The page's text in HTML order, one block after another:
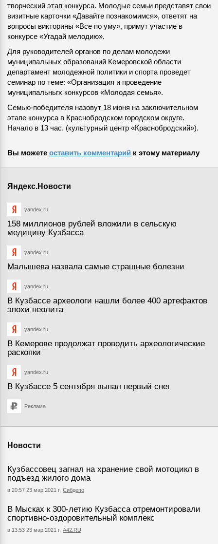
творческий этап конкурса. Молодые семьи представят свои
визитные карточки «Давайте познакомимся», ответят на
вопросы викторины «Все по уму», примут участие в
конкурсе «Угадай мелодию».
Для руководителей органов по делам молодежи
муниципальных образований Кемеровской области
департамент молодежной политики и спорта проведет
семинар по теме: «Организация и проведение
муниципальньгх конкурсов «Молодая семья».
Семью-победителя назовут 18 июня на заключительном
этапе конкурса в Краснобродском городском округе.
Начало в 13 час. (культурный центр «Краснобродский»).
Вы можете оставить комментарий к этому материалу
Яндекс.Новости
yandex.ru
158 миллионов рублей вложили в сельскую
медицину Кузбасса
yandex.ru
Малышева назвала самые страшные болезни
yandex.ru
В Кузбассе археологи нашли более 400 артефактов
эпохи неолита
yandex.ru
В Кемерове продолжат проводить археологические
раскопки
yandex.ru
В Кузбассе 5 сентября выпал первый снег
Реклама
Новости
Кузбассовец загнал на хранение свой мотоцикл в
подъезд жилого дома
в 20:57 23 мар 2021 г. Сибдепо
В Мысках к 300-летию Кузбасса отремонтировали
спортивно-оздоровительный комплекс
в 13:53 23 мар 2021 г. А42.RU